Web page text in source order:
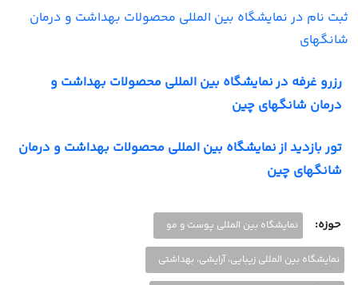
ثبت نام در نمایشگاه بین المللی محصولات بهداشت و درمان
شانگهای
رزرو غرفه در نمایشگاه بین المللی محصولات بهداشت و
درمان شانگهای چین
تور بازدید از نمایشگاه بین المللی محصولات بهداشت و درمان
شانگهای چین
حوزه: نمایشگاه بین المللی پوست و مو
نمایشگاه بین المللی زیبایی، آرایشی، بهداشتی